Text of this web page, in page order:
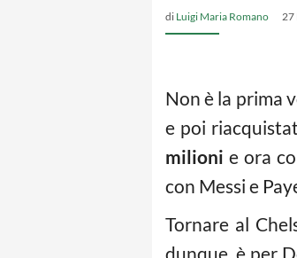
di Luigi Maria Romano 27
Non è la prima
e poi
milioni e ora
con Messi e
Tornare al
dunque, è per